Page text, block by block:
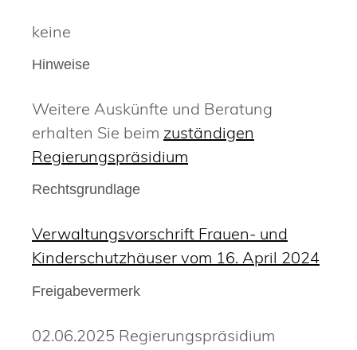
keine
Hinweise
Weitere Auskünfte und Beratung
erhalten Sie beim zuständigen
Regierungspräsidium
Rechtsgrundlage
Verwaltungsvorschrift Frauen- und
Kinderschutzhäuser vom 16. April 2024
Freigabevermerk
02.06.2025 Regierungspräsidium